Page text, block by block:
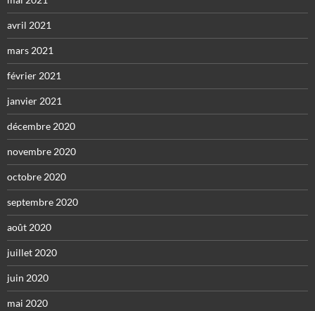
avril 2021
mars 2021
février 2021
janvier 2021
décembre 2020
novembre 2020
octobre 2020
septembre 2020
août 2020
juillet 2020
juin 2020
mai 2020